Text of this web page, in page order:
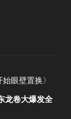
始眼壁置换》
卷大爆发全